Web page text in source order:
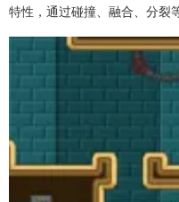
特性，通过碰撞、融合、分裂